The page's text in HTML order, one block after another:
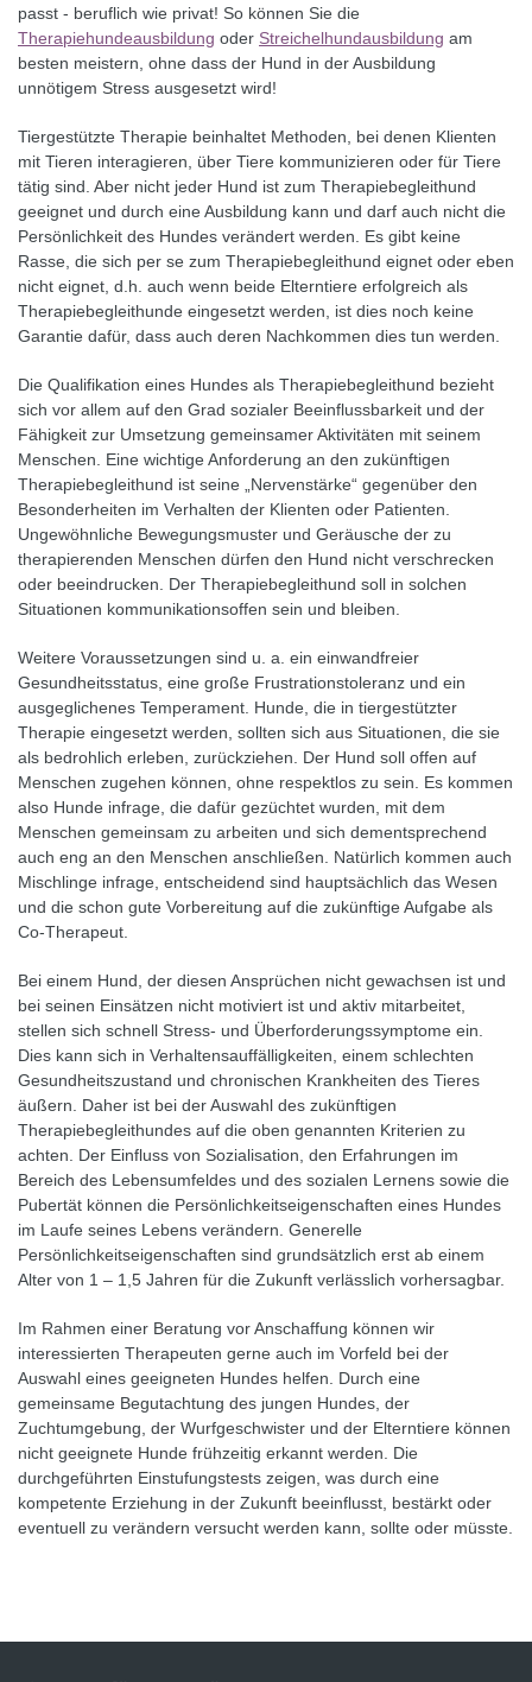
passt - beruflich wie privat! So können Sie die
Therapiehundeausbildung oder Streichelhundausbildung am
besten meistern, ohne dass der Hund in der Ausbildung
unnötigem Stress ausgesetzt wird!
Tiergestützte Therapie beinhaltet Methoden, bei denen Klienten
mit Tieren interagieren, über Tiere kommunizieren oder für Tiere
tätig sind. Aber nicht jeder Hund ist zum Therapiebegleithund
geeignet und durch eine Ausbildung kann und darf auch nicht die
Persönlichkeit des Hundes verändert werden. Es gibt keine
Rasse, die sich per se zum Therapiebegleithund eignet oder eben
nicht eignet, d.h. auch wenn beide Elterntiere erfolgreich als
Therapiebegleithunde eingesetzt werden, ist dies noch keine
Garantie dafür, dass auch deren Nachkommen dies tun werden.
Die Qualifikation eines Hundes als Therapiebegleithund bezieht
sich vor allem auf den Grad sozialer Beeinflussbarkeit und der
Fähigkeit zur Umsetzung gemeinsamer Aktivitäten mit seinem
Menschen. Eine wichtige Anforderung an den zukünftigen
Therapiebegleithund ist seine „Nervenstärke“ gegenüber den
Besonderheiten im Verhalten der Klienten oder Patienten.
Ungewöhnliche Bewegungsmuster und Geräusche der zu
therapierenden Menschen dürfen den Hund nicht verschrecken
oder beeindrucken. Der Therapiebegleithund soll in solchen
Situationen kommunikationsoffen sein und bleiben.
Weitere Voraussetzungen sind u. a. ein einwandfreier
Gesundheitsstatus, eine große Frustrationstoleranz und ein
ausgeglichenes Temperament. Hunde, die in tiergestützter
Therapie eingesetzt werden, sollten sich aus Situationen, die sie
als bedrohlich erleben, zurückziehen. Der Hund soll offen auf
Menschen zugehen können, ohne respektlos zu sein. Es kommen
also Hunde infrage, die dafür gezüchtet wurden, mit dem
Menschen gemeinsam zu arbeiten und sich dementsprechend
auch eng an den Menschen anschließen. Natürlich kommen auch
Mischlinge infrage, entscheidend sind hauptsächlich das Wesen
und die schon gute Vorbereitung auf die zukünftige Aufgabe als
Co-Therapeut.
Bei einem Hund, der diesen Ansprüchen nicht gewachsen ist und
bei seinen Einsätzen nicht motiviert ist und aktiv mitarbeitet,
stellen sich schnell Stress- und Überforderungssymptome ein.
Dies kann sich in Verhaltensauffälligkeiten, einem schlechten
Gesundheitszustand und chronischen Krankheiten des Tieres
äußern. Daher ist bei der Auswahl des zukünftigen
Therapiebegleithundes auf die oben genannten Kriterien zu
achten. Der Einfluss von Sozialisation, den Erfahrungen im
Bereich des Lebensumfeldes und des sozialen Lernens sowie die
Pubertät können die Persönlichkeitseigenschaften eines Hundes
im Laufe seines Lebens verändern. Generelle
Persönlichkeitseigenschaften sind grundsätzlich erst ab einem
Alter von 1 – 1,5 Jahren für die Zukunft verlässlich vorhersagbar.
Im Rahmen einer Beratung vor Anschaffung können wir
interessierten Therapeuten gerne auch im Vorfeld bei der
Auswahl eines geeigneten Hundes helfen. Durch eine
gemeinsame Begutachtung des jungen Hundes, der
Zuchtumgebung, der Wurfgeschwister und der Elterntiere können
nicht geeignete Hunde frühzeitig erkannt werden. Die
durchgeführten Einstufungstests zeigen, was durch eine
kompetente Erziehung in der Zukunft beeinflusst, bestärkt oder
eventuell zu verändern versucht werden kann, sollte oder müsste.